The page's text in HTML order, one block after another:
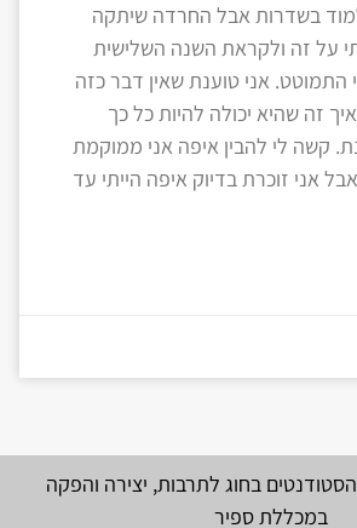
בשדרות אבל החרדה שיתקה
על זה ולקראת השנה השלישית
התמוטט. אני טוענת שאין דבר כזה
זה שהיא יכולה להיות כל כך
קשה לי להבין איפה אני ממוקמת
אני זוכרת בדיוק איפה הייתי עד
בחוג לתרבות, יצירה והפקה
במכללת ספיר